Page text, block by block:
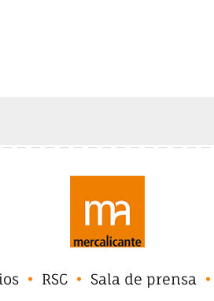
RSC Sala de prensa